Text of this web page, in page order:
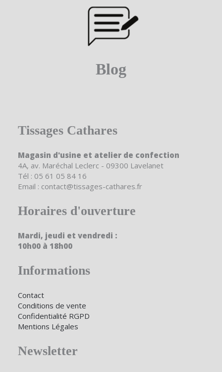
Blog
Tissages Cathares
Magasin d'usine et atelier de confection
4A, av. Maréchal Leclerc - 09300 Lavelanet
Tél : 05 61 05 84 16
Email : contact@tissages-cathares.fr
Horaires d'ouverture
Mardi, jeudi et vendredi :
10h00 à 18h00
Informations
Contact
Conditions de vente
Confidentialité RGPD
Mentions Légales
Newsletter